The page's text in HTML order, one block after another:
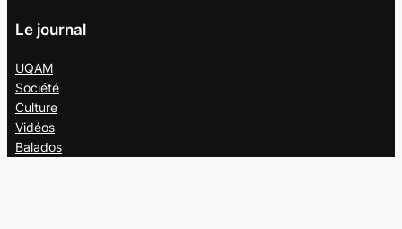
Le journal
UQAM
Société
Culture
Vidéos
Balados